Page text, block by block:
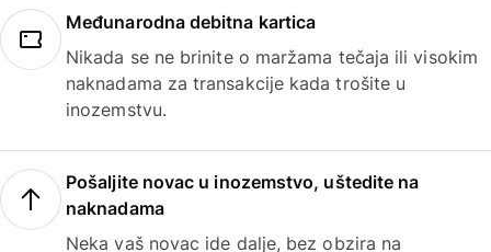
Međunarodna debitna kartica
Nikada se ne brinite o maržama tečaja ili visokim
naknadama za transakcije kada trošite u
inozemstvu.
Pošaljite novac u inozemstvo, uštedite na
naknadama
Neka vaš novac ide dalje, bez obzira na